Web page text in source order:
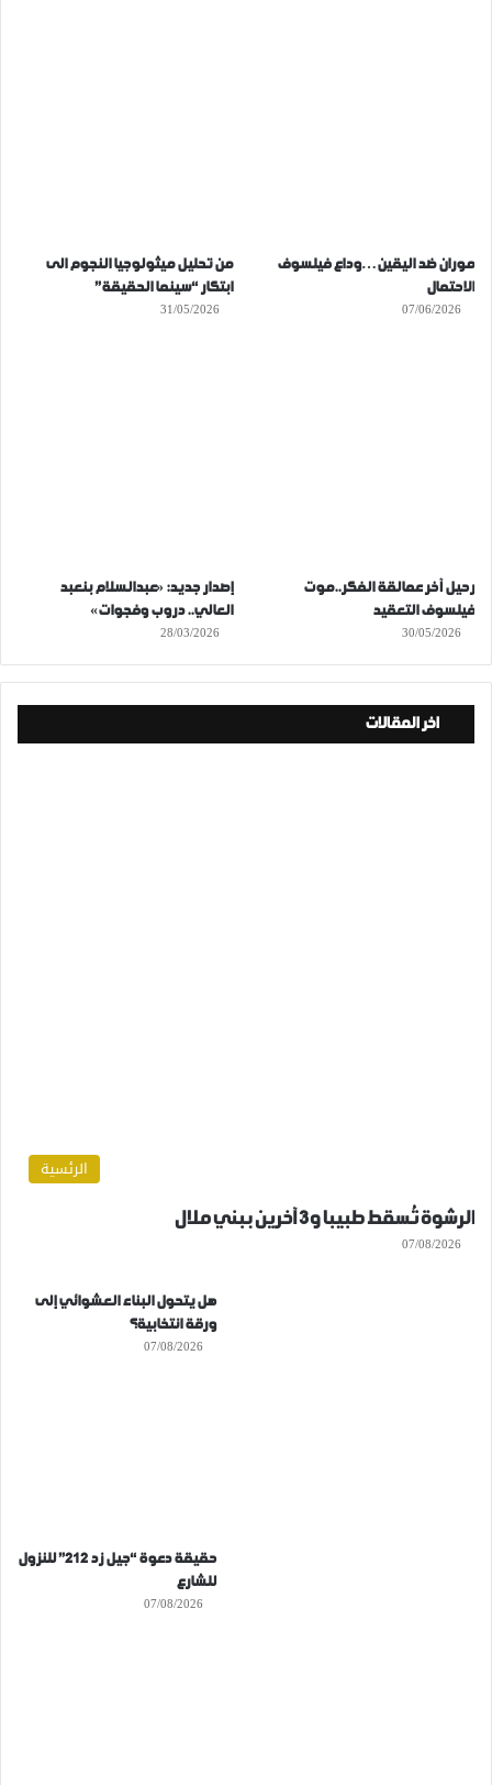
موران ضد اليقين…وداع فيلسوف
الاحتمال
07/06/2026
من تحليل ميثولوجيا النجوم الى
ابتكار “سينما الحقيقة”
31/05/2026
رحيل آخر عمالقة الفكر..موت
فيلسوف التعقيد
30/05/2026
إصدار جديد: «عبدالسلام بنعبد
العالي.. دروب وفجوات»
28/03/2026
اخر المقالات
الرئسية
الرشوة تُسقط طبيبا و3 آخرين ببني ملال
07/08/2026
هل يتحول البناء العشوائي إلى
ورقة انتخابية؟
07/08/2026
حقيقة دعوة “جيل زد 212” للنزول
للشارع
07/08/2026